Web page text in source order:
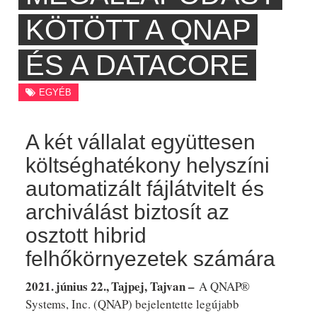
KÖTÖTT A QNAP
ÉS A DATACORE
EGYÉB
A két vállalat együttesen
költséghatékony helyszíni
automatizált fájlátvitelt és
archiválást biztosít az
osztott hibrid
felhőkörnyezetek számára
2021. június 22., Tajpej, Tajvan – A QNAP®
Systems, Inc. (QNAP) bejelentette legújabb